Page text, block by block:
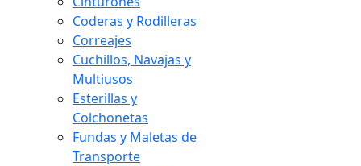
Coderas y Rodilleras
Correajes
Cuchillos, Navajas y
Multiusos
Esterillas y
Colchonetas
Fundas y Maletas de
Transporte